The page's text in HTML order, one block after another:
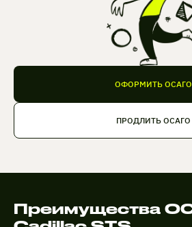
ОФОРМИТЬ ОСАГО
ПРОДЛИТЬ ОСАГО
Преимущества